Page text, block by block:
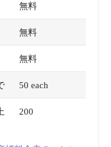
無料
無料
無料
50 each
200